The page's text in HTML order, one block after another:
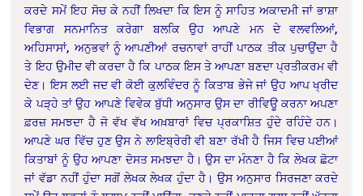
ਕਰਦੇ ਸਮੇਂ ਇਹ ਸੋਚ ਕੇ ਨਹੀਂ ਲਿਖਦਾ ਕਿ ਇਸ ਨੂੰ ਸਾਹਿਤ ਅਕਾਦਮੀ ਜਾਂ ਭਾਸ਼ਾ
ਵਿਭਾਗ ਸਨਮਾਨਿਤ ਕਰੇਗਾ ਬਲਕਿ ਉਹ ਆਪਣੇ ਮਨ ਦੇ ਵਲਵਲਿਆਂ,
ਅਹਿਸਾਸਾਂ, ਅਨੁਭਵਾਂ ਨੂੰ ਆਪਣੀਆਂ ਰਚਨਾਵਾਂ ਰਾਹੀਂ ਪਾਠਕ ਤੀਕ ਪੁਚਾਉਂਦਾ ਹੈ
ਤੇ ਇਹ ਉਮੀਦ ਵੀ ਕਰਦਾ ਹੈ ਕਿ ਪਾਠਕ ਇਸ ਤੇ ਆਪਣਾ ਬਣਦਾ ਪ੍ਰਤੀਕਰਮ ਵੀ
ਦੇਣ। ਇਸ ਲਈ ਜਦ ਵੀ ਕੋਈ ਕੁਲਵਿੰਦਰ ਨੂੰ ਕਿਤਾਬ ਭੇਜੇ ਜਾਂ ਉਹ ਆਪ ਖ੍ਰੀਦ
ਕੇ ਪੜ੍ਹੇ ਤਾਂ ਉਹ ਆਪਣੇ ਵਿਵੇਕ ਬੁੱਧੀ ਅਨੁਸਾਰ ਉਸ ਦਾ ਰੀਵਿਊ ਕਰਨਾ ਅਪਣਾ
ਫ਼ਰਜ਼ ਸਮਝਦਾ ਹੈ ਜੋ ਵੱਖ ਵੱਖ ਅਖ਼ਬਾਰਾਂ ਵਿਚ ਪ੍ਰਕਾਸ਼ਿਤ ਹੁੰਦੇ ਰਹਿੰਦੇ ਹਨ।
ਆਪਣੇ ਘਰ ਵਿੱਚ ਹੁਣ ਉਸ ਨੇ ਲਾਇਬ੍ਰੇਰੀ ਵੀ ਬਣਾ ਰੱਖੀ ਹੈ ਜਿਸ ਵਿਚ ਪਈਆਂ
ਕਿਤਾਬਾਂ ਨੂੰ ਉਹ ਆਪਣਾ ਦੋਸਤ ਸਮਝਦਾ ਹੈ। ਉਸ ਦਾ ਮੰਨਣਾ ਹੈ ਕਿ ਲੇਖਕ ਛੋਟਾ
ਜਾਂ ਵੱਡਾ ਨਹੀਂ ਹੁੰਦਾ ਸਗੋਂ ਲੇਖਕ ਲੇਖਕ ਹੁੰਦਾ ਹੈ। ਉਸ ਅਨੁਸਾਰ ਸਿਰਜਣਾ ਕਰਦੇ